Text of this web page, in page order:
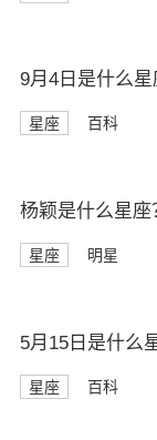
9月4日是什么星
星座 百科
杨颖是什么星座
星座 明星
5月15日是什么
星座 百科